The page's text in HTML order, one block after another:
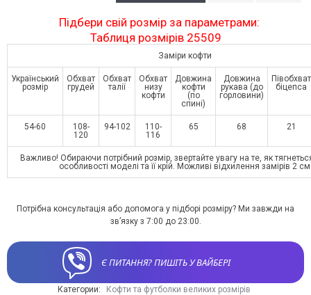
Підбери свій розмір за параметрами:
Таблиця розмірів 25509
Заміри кофти
Український
розмір
Обхват
грудей
Обхват
талії
Обхват
низу
кофти
Довжина
кофти
(по
спині)
Довжина
рукава (до
горловини)
Півобхват
біцепса
54-60
108-
120
94-102
110-
116
65 68 21
Важливо! Обираючи потрібний розмір, звертайте увагу на те, як
особливості моделі та її крій. Можливі відхилення замірів 2 см
Потрібна консультація або допомога у підборі розміру? Ми завжди на
зв’язку з 7:00 до 23:00.
Є ПИТАННЯ? ПИШІТЬ У ВАЙБЕРІ
Категории: Кофти та футболки великих розмірів